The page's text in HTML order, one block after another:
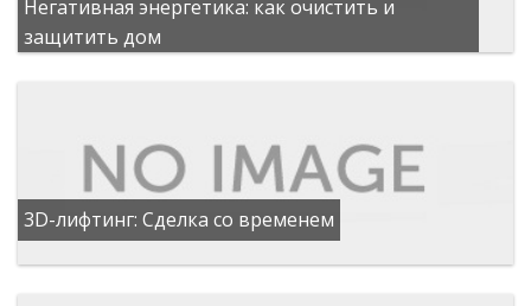
Негативная энергетика: как очистить и
защитить дом
3D-лифтинг: Сделка со временем